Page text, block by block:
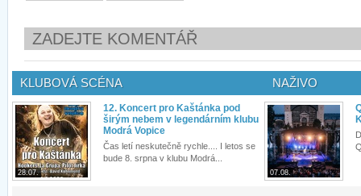
ZADEJTE KOMENTÁŘ
KLUBOVÁ SCÉNA
28.07.
12. Koncert pro Kaštánka pod
širým nebem v legendárním klubu
Modrá Vopice
Čas letí neskutečně rychle.... I letos se
bude 8. srpna v klubu Modrá...
NAŽIVO
07.08.